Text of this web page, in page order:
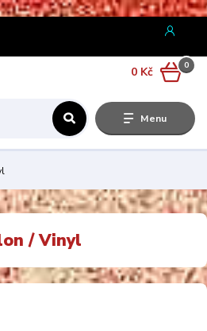
Menu
0
0 Kč
/ Vinyl